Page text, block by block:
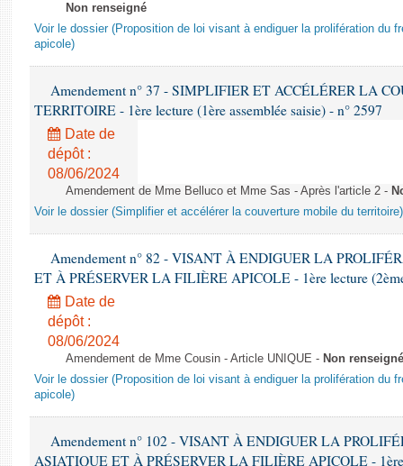
Non renseigné
Voir le dossier (Proposition de loi visant à endiguer la prolifération du
apicole)
Amendement n° 37 - SIMPLIFIER ET ACCÉLÉRER LA
TERRITOIRE - 1ère lecture (1ère assemblée saisie) - n° 2597
Date de
dépôt :
08/06/2024
Amendement de Mme Belluco et Mme Sas - Après l'article 2 -
Voir le dossier (Simplifier et accélérer la couverture mobile du territoire)
Amendement n° 82 - VISANT À ENDIGUER LA
ET À PRÉSERVER LA FILIÈRE APICOLE - 1ère lecture
Date de
dépôt :
08/06/2024
Amendement de Mme Cousin - Article UNIQUE - Non renseigné
Voir le dossier (Proposition de loi visant à endiguer la prolifération du
apicole)
Amendement n° 102 - VISANT À ENDIGUER LA
ASIATIQUE ET À PRÉSERVER LA FILIÈRE APICOLE - 1ère